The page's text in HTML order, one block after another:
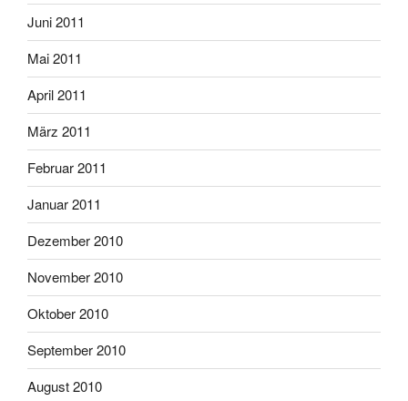
Juni 2011
Mai 2011
April 2011
März 2011
Februar 2011
Januar 2011
Dezember 2010
November 2010
Oktober 2010
September 2010
August 2010